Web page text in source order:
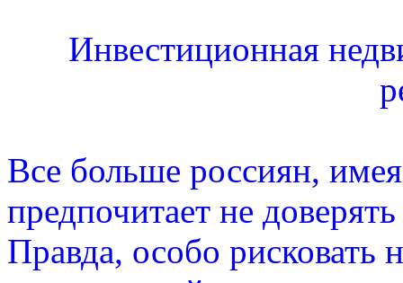
Инвестиционная
Все больше россиян,
предпочитает не
Правда, особо рисковать